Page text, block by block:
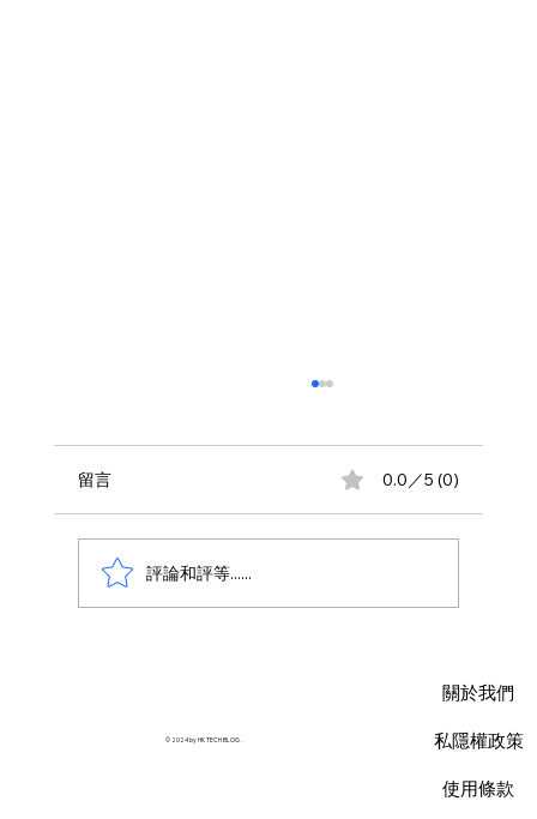
限制，用 Database Savings Plans 省下
留言 0.0／5 (0)
評論和評等......
© 2024 by HK TECH BLOG .
關於我們
私隱權政策
使用條款